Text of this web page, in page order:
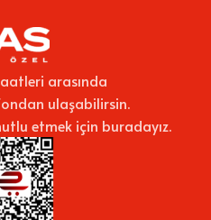
arasında
ulaşabilirsin.
etmek için buradayız.